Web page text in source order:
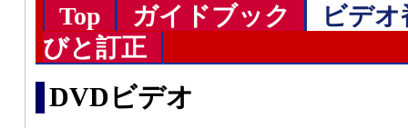
Top ガイドブック
ビデオ
びと訂正
DVDビデオ